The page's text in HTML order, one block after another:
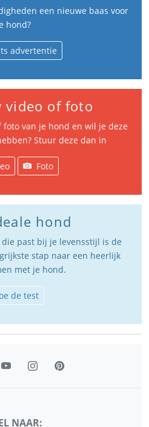
een nieuwe baas voor
hond?
advertentie
video of foto
van je hond en wil je deze
Stuur deze dan in
Foto
hond
past bij je levensstijl is de
stap naar een heerlijk
met je hond.
de test
NAAR: